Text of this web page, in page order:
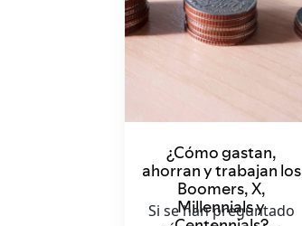
¿Cómo gastan,
ahorran y trabajan los
Boomers, X,
Millennials y
Si se han preguntado